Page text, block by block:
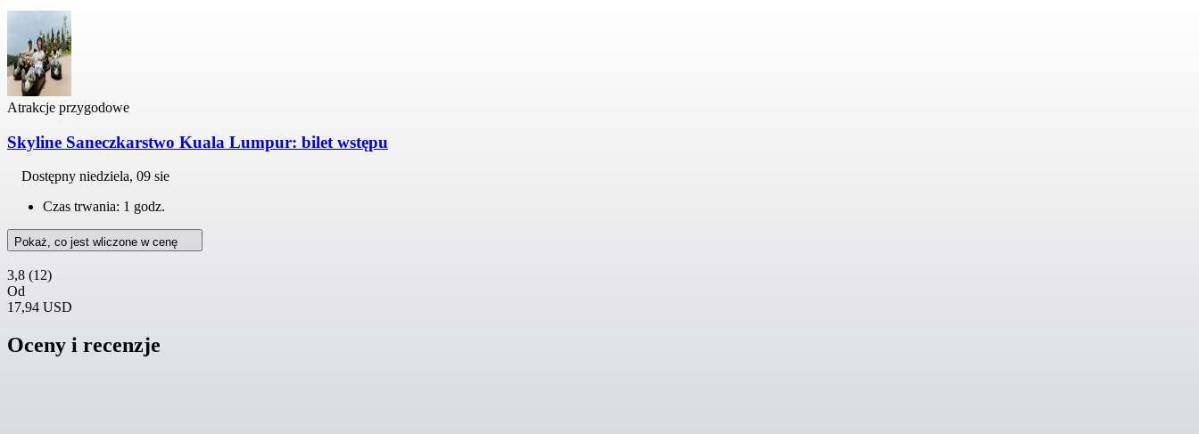
Atrakcje przygodowe
Skyline Saneczkarstwo Kuala Lumpur: bilet wstępu
Dostępny niedziela, 09 sie
Czas trwania: 1 godz.
Pokaż, co jest wliczone w cenę
3,8 (12)
Od
17,94 USD
Oceny i recenzje